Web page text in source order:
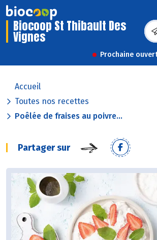
Biocoop St Thibault Des
Vignes
Prochaine
Accueil
Toutes nos recettes
Poêlée de fraises au poivre...
Partager sur